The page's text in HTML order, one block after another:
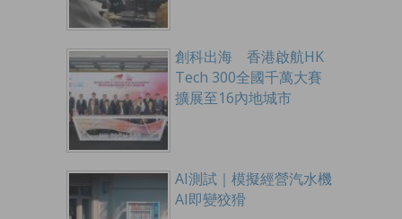
創科出海 香港啟航HK
Tech 300全國千萬大賽
擴展至16內地城市
AI測試｜模擬經營汽水機
AI即變狡猾